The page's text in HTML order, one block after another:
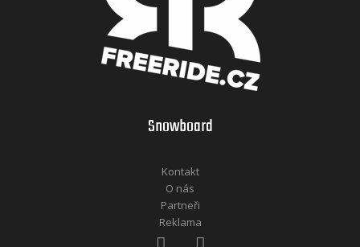
Snowboard
Kontakt
O nás
Partneři
Reklama